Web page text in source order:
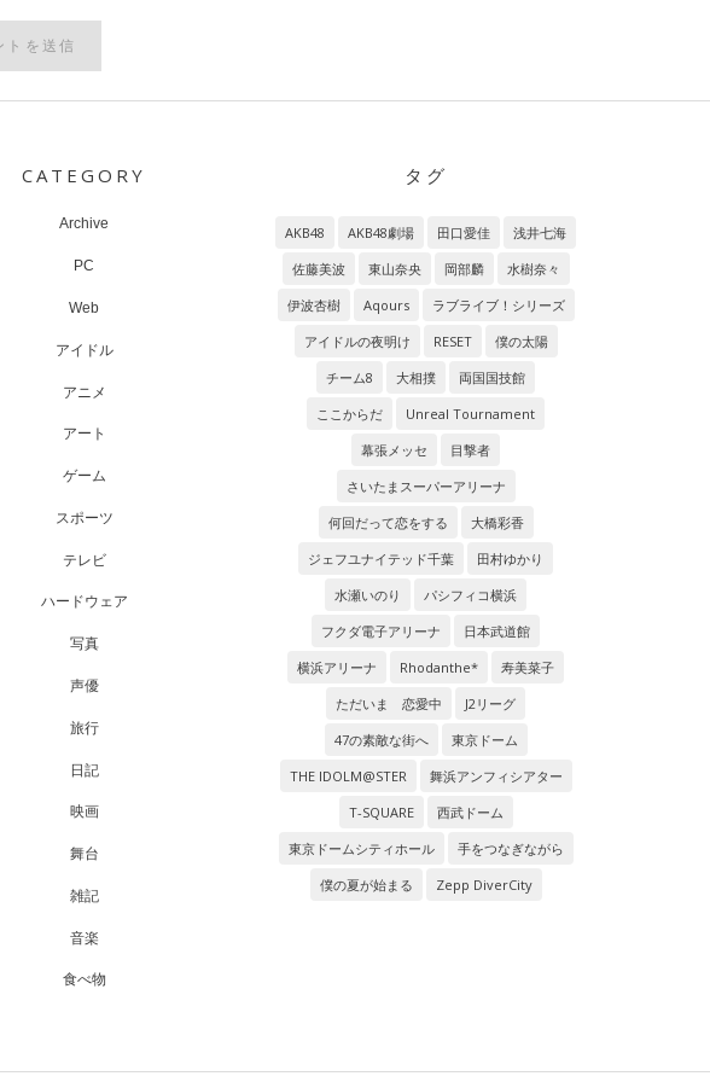
CATEGORY
Archive
PC
Web
アイドル
アニメ
アート
ゲーム
スポーツ
テレビ
ハードウェア
写真
声優
旅行
日記
映画
舞台
雑記
音楽
食べ物
タグ
AKB48 AKB48劇場 田口愛佳
浅井七海
佐藤美波
東山奈央 岡部麟
水樹奈々
伊波杏樹
Aqours
ラブライブ！シリーズ
アイドルの夜明け
RESET
僕の太陽
チーム8
大相撲
両国国技館
ここからだ
Unreal Tournament
幕張メッセ
目撃者
さいたまスーパーアリーナ
何回だって恋をする
大橋彩香
ジェフユナイテッド千葉
田村ゆかり
水瀬いのり
パシフィコ横浜
フクダ電子アリーナ
日本武道館
横浜アリーナ
Rhodanthe*
寿美菜子
ただいま 恋愛中
J2リーグ
47の素敵な街へ
東京ドーム
THE IDOLM@STER
舞浜アンフィシアター
T-SQUARE
西武ドーム
東京ドームシティホール
手をつなぎながら
僕の夏が始まる
Zepp DiverCity